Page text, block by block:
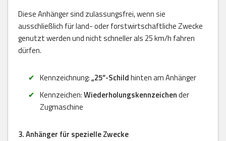
Diese Anhänger sind zulassungsfrei, wenn sie
ausschließlich für land- oder forstwirtschaftliche Zwecke
genutzt werden und nicht schneller als 25 km/h fahren
dürfen.
Kennzeichnung:„25“-Schildhinten am Anhänger
Kennzeichen:Wiederholungskennzeichender
Zugmaschine
3. Anhänger für spezielle Zwecke